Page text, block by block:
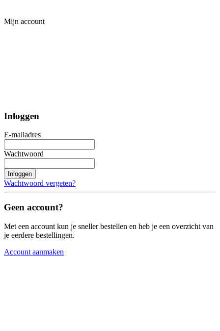
Mijn account
Inloggen
E-mailadres
Wachtwoord
Inloggen
Wachtwoord vergeten?
Geen account?
Met een account kun je sneller bestellen en heb je een overzicht van
je eerdere bestellingen.
Account aanmaken